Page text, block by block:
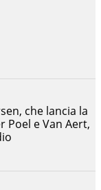
che lancia la
Poel e Van Aert,